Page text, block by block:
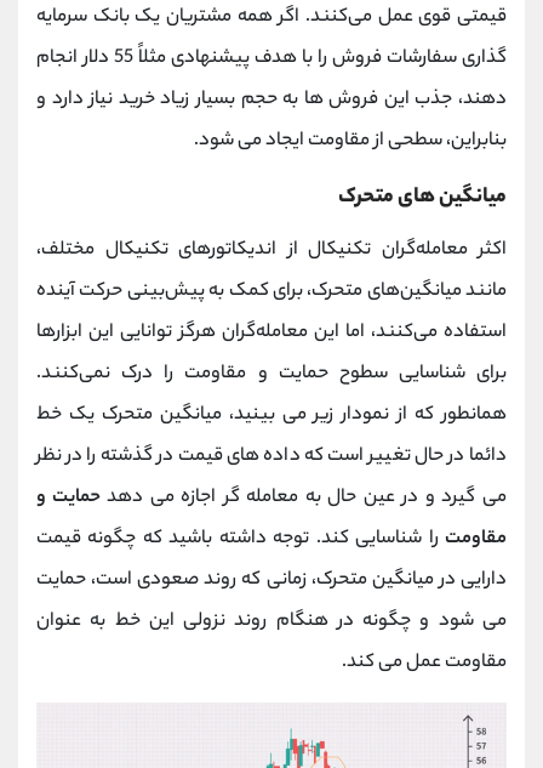
قیمتی قوی عمل می‌کنند. اگر همه مشتریان یک بانک سرمایه
گذاری سفارشات فروش را با هدف پیشنهادی مثلاً 55 دلار انجام
دهند، جذب این فروش ها به حجم بسیار زیاد خرید نیاز دارد و
بنابراین، سطحی از مقاومت ایجاد می شود.
میانگین های متحرک
اکثر معامله‌گران تکنیکال از اندیکاتورهای تکنیکال مختلف،
مانند میانگین‌های متحرک، برای کمک به پیش‌بینی حرکت آینده
استفاده می‌کنند، اما این معامله‌گران هرگز توانایی این ابزارها
برای شناسایی سطوح حمایت و مقاومت را درک نمی‌کنند.
همانطور که از نمودار زیر می بینید، میانگین متحرک یک خط
دائما در حال تغییر است که داده های قیمت در گذشته را در نظر
می گیرد و در عین حال به معامله گر اجازه می دهدحمایت و
مقاومت را شناسایی کند. توجه داشته باشید که چگونه قیمت
دارایی در میانگین متحرک، زمانی که روند صعودی است، حمایت
می شود و چگونه در هنگام روند نزولی این خط به عنوان
مقاومت عمل می کند.